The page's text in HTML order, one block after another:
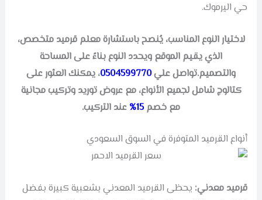
حي اليرموك.
لاختيار النوع المناسب، يُنصح باستشارة معلم قرميد متخصص،
الذي يقيم الموقع ويحدد النوع بناءً على المساحة
والتصميم.تواصل علي0504599770، يمكنك العثور على
كتالوج شامل لجميع الأنواع، مع عروض توريد وتركيب مجانية
مع خصم15% عند التركيب.
أنواع القرميد المتوفرة في السوق السعودي
قرميد معدني: يحظى القرميد المعدني بشعبية كبيرة بفضل